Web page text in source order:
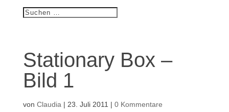
Stationary Box –
Bild 1
von Claudia | 23. Juli 2011 | 0 Kommentare